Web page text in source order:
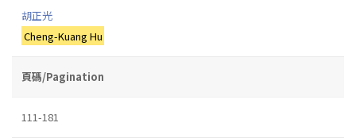
胡正光
Cheng-Kuang Hu
頁碼/Pagination
111-181